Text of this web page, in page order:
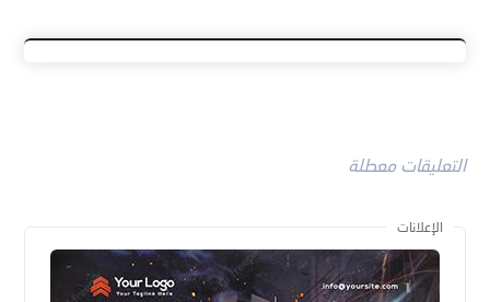
التعليقات معطلة
الإعلانات